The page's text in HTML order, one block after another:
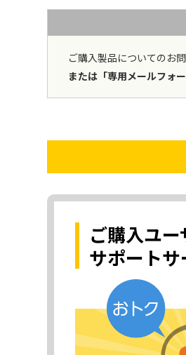
ご購入製品についてのお
または「専用メールフォ
ご購入ユ
サポート